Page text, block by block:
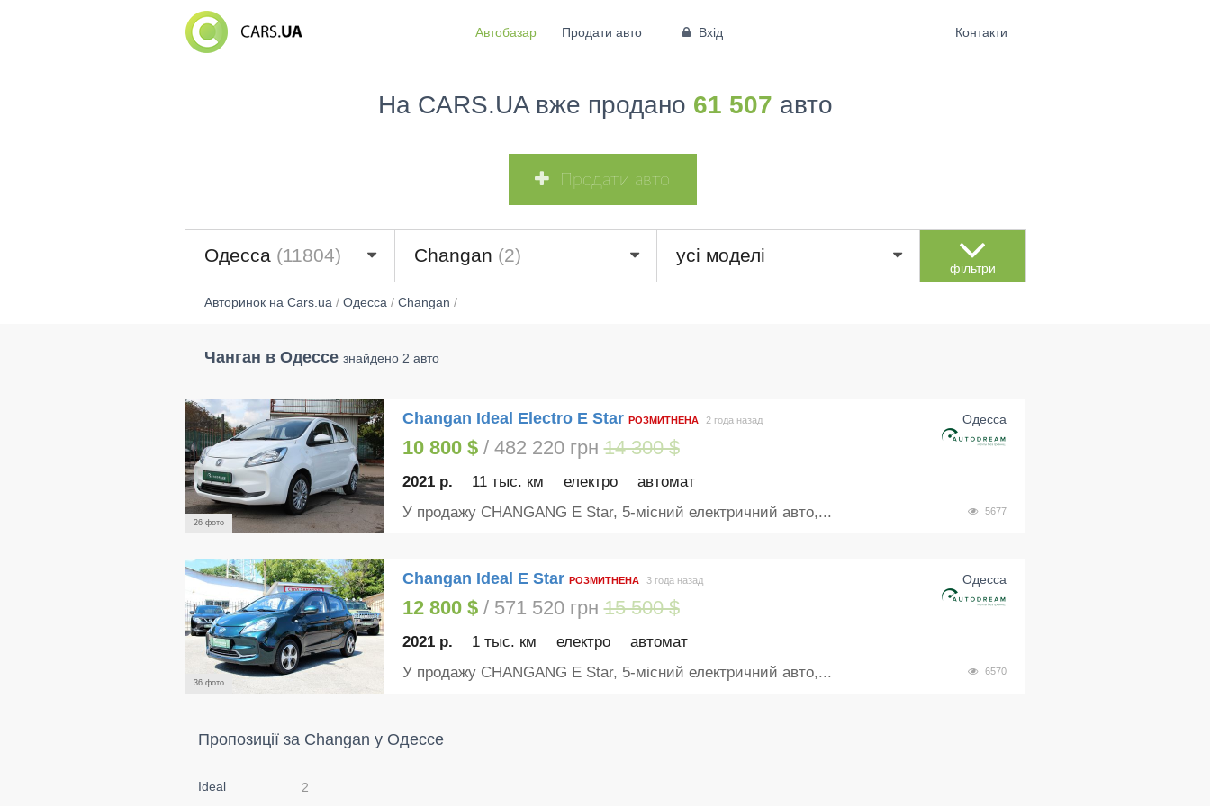
Автобазар Продати авто Вхід Контакти
На CARS.UA вже продано 61 507 авто
Продати авто
Одесса (11804) Changan (2) усі моделі
фільтри
Авторинок на Cars.ua/ Одесса/ Changan /
Чанган в Одессе знайдено 2 авто
26 фото
Changan Ideal Electro E Star РОЗМИТНЕНА Одесса
2 года назад
10 800 $/ 482 220 грн14 300 $
2021 р. 11 тыс. км електро автомат
5677
У продажу CHANGANG E Star, 5-місний електричний авто,...
36 фото
Changan Ideal E Star РОЗМИТНЕНА Одесса
3 года назад
12 800 $/ 571 520 грн15 500 $
2021 р. 1 тыс. км електро автомат
6570
У продажу CHANGANG E Star, 5-місний електричний авто,...
Пропозиції за Changan у Одессе
Ideal 2